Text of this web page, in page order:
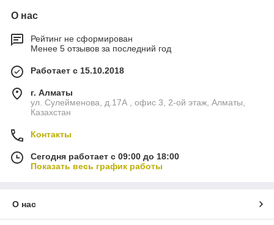
О нас
Рейтинг не сформирован
Менее 5 отзывов за последний год
Работает с 15.10.2018
г. Алматы
ул. Сулейменова, д.17А , офис 3, 2-ой этаж, Алматы,
Казахстан
Контакты
Сегодня работает с 09:00 до 18:00
Показать весь график работы
О нас